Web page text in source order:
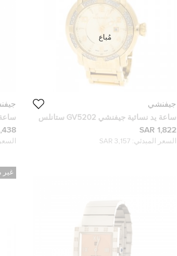
جيفنشي
ساعة يد نسائية جيفنشي GV5202 ستانلس
ستيل ذهبية اللون 36مم
1,822 SAR
السعر المبدئي: 3,157 SAR
مُباع
مم
SAR
غير